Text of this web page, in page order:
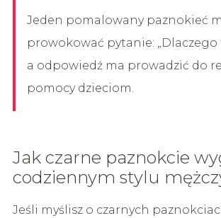
Jeden pomalowany paznokieć
prowokować pytanie: „Dlaczego
a odpowiedź ma prowadzić do
pomocy dzieciom.
Jak czarne paznokcie
codziennym stylu
Jeśli myślisz o czarnych